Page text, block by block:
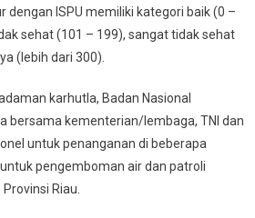
dengan ISPU memiliki kategori baik (0 –
sehat (101 – 199), sangat tidak sehat
(lebih dari 300).
karhutla, Badan Nasional
bersama kementerian/lembaga, TNI dan
untuk penanganan di beberapa
pengemboman air dan patroli
Riau.